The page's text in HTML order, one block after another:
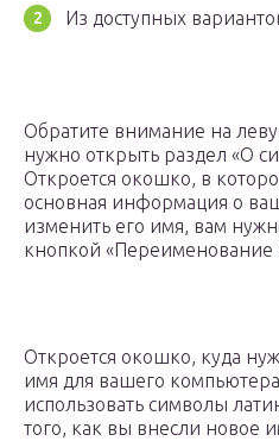
Из доступных
Обратите внимание на
нужно открыть раздел «О
Откроется окошко, в
основная информация о
изменить его имя, вам
кнопкой «Переименование
Откроется окошко, куда
имя для вашего
использовать символы
того, как вы внесли новое